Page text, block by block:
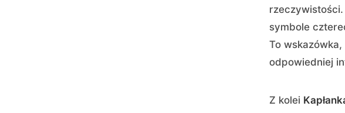
rzeczywistości.
symbole
To
odpowiedniej
Z kolei